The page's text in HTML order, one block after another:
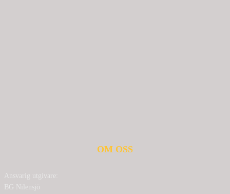
OM OSS
Ansvarig utgivare:
BG Nilensjö